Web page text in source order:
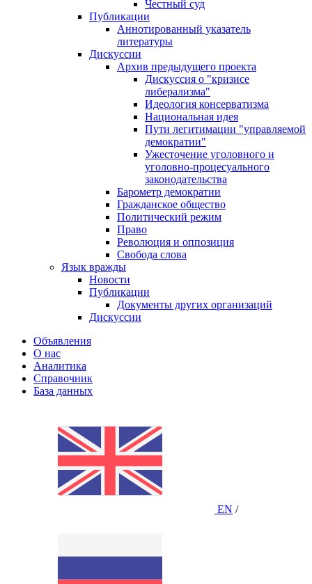
Честный суд
Публикации
Аннотированный указатель
литературы
Дискуссии
Архив предыдущего проекта
Дискуссия о "кризисе
либерализма"
Идеология консерватизма
Национальная идея
Пути легитимации "управляемой
демократии"
Ужесточение уголовного и
уголовно-процесуального
законодательства
Барометр демократии
Гражданское общество
Политический режим
Право
Революция и оппозиция
Свобода слова
Язык вражды
Новости
Публикации
Документы других организаций
Дискуссии
Объявления
О нас
Аналитика
Справочник
База данных
EN /